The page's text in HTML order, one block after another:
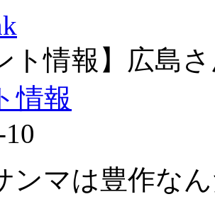
ト情報】広島
情報
ンマは豊作な